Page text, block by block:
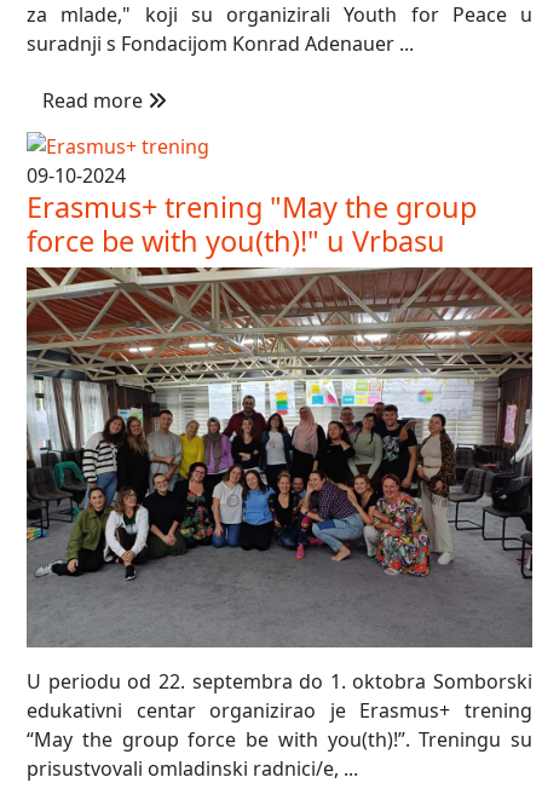
za mlade," koji su organizirali Youth for Peace u
suradnji s Fondacijom Konrad Adenauer ...
Read more
09-10-2024
Erasmus+ trening "May the group
force be with you(th)!" u Vrbasu
U periodu od 22. septembra do 1. oktobra Somborski
edukativni centar organizirao je Erasmus+ trening
“May the group force be with you(th)!”. Treningu su
prisustvovali omladinski radnici/e, ...